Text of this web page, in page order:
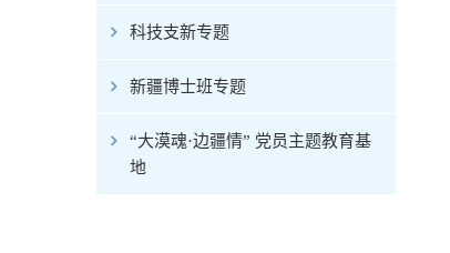
科技支新专题
新疆博士班专题
“大漠魂·边疆情” 党员主题教育基
地